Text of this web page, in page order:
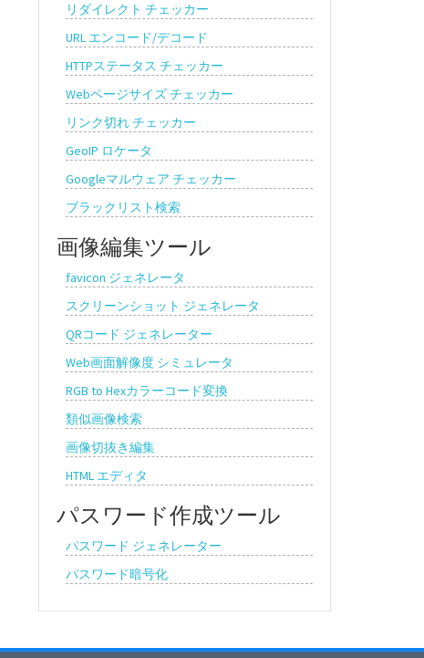
リダイレクト チェッカー
URL エンコード/デコード
HTTPステータス チェッカー
Webページサイズ チェッカー
リンク切れ チェッカー
GeoIP ロケータ
Googleマルウェア チェッカー
ブラックリスト検索
画像編集ツール
favicon ジェネレータ
スクリーンショット ジェネレータ
QRコード ジェネレーター
Web画面解像度 シミュレータ
RGB to Hexカラーコード変換
類似画像検索
画像切抜き編集
HTML エディタ
パスワード作成ツール
パスワード ジェネレーター
パスワード暗号化